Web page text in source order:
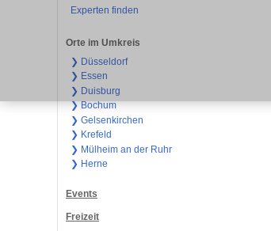
Experten finden
Orte im Umkreis
❯ Düsseldorf
❯ Essen
❯ Duisburg
❯ Bochum
❯ Gelsenkirchen
❯ Krefeld
❯ Mülheim an der Ruhr
❯ Herne
Events
Freizeit